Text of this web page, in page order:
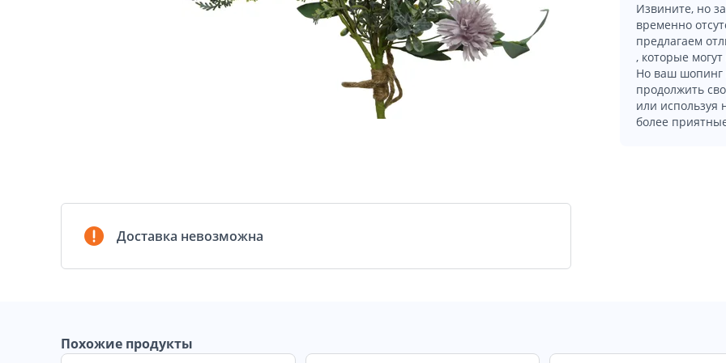
Доставка невозможна
Извините, но
временно
предлагаем
, которые
Но ваш шопинг
продолжить
или
более
Похожие продукты